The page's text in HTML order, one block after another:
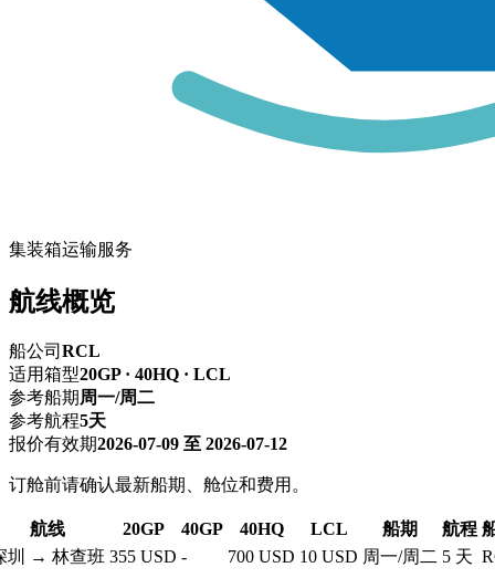
集装箱运输服务
航线概览
船公司 RCL
适用箱型20GP · 40HQ · LCL
参考船期周一/周二
参考航程5天
报价有效期2026-07-09 至 2026-07-12
订舱前请确认最新船期、舱位和费用。
航线 20GP 40GP 40HQ LCL 船期 航程
圳 → 林查班 355 USD - 700 USD 10 USD 周一/周二 5 天